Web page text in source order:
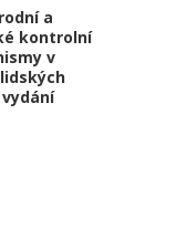
a
kontrolní
v